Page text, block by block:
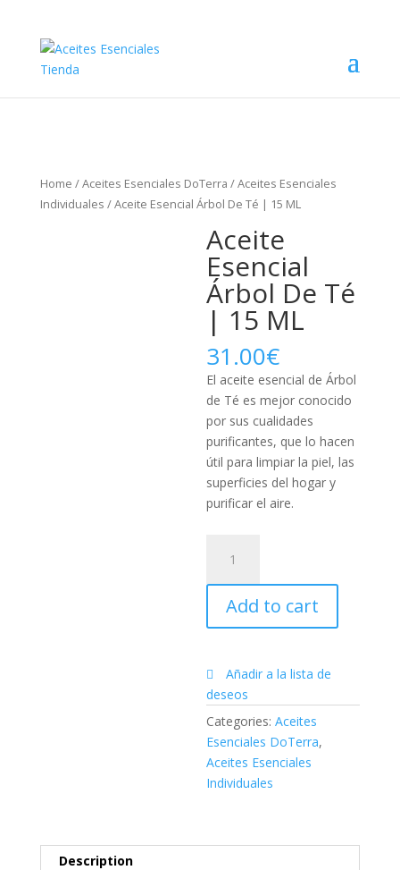
Home /Aceites Esenciales DoTerra /Aceites Esenciales
Individuales / Aceite Esencial Árbol De Té | 15 ML
Aceite
Esencial
Árbol De Té
| 15 ML
31.00€
El aceite esencial de Árbol
de Té es mejor conocido
por sus cualidades
purificantes, que lo hacen
útil para limpiar la piel, las
superficies del hogar y
purificar el aire.
Esencial
Árbol
Té
15
ML
quantity
Add to cart
Añadir a la lista de
deseos
Categories:Aceites
Esenciales DoTerra,
Aceites Esenciales
Individuales
Description